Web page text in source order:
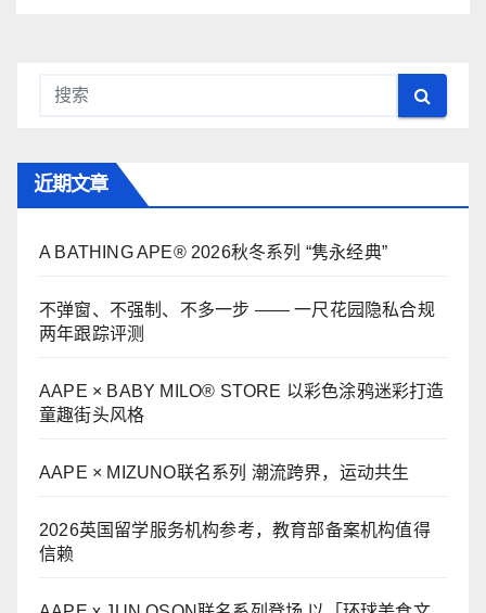
近期文章
A BATHING APE® 2026秋冬系列 “隽永经典”
不弹窗、不强制、不多一步 —— 一尺花园隐私合规
两年跟踪评测
AAPE × BABY MILO® STORE 以彩色涂鸦迷彩打造
童趣街头风格
AAPE × MIZUNO联名系列 潮流跨界，运动共生
2026英国留学服务机构参考，教育部备案机构值得
信赖